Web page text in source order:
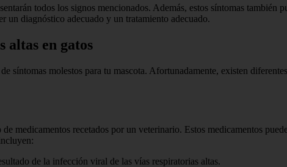
todos los signos mencionados. Además, estos síntomas también
un diagnóstico adecuado y un tratamiento adecuado.
altas en gatos
síntomas molestos para tu mascota. Afortunadamente, existen
medicamentos recetados por un veterinario. Estos medicamentos
de la infección viral de las vías respiratorias altas.